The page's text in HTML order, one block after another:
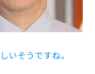
いそうですね。